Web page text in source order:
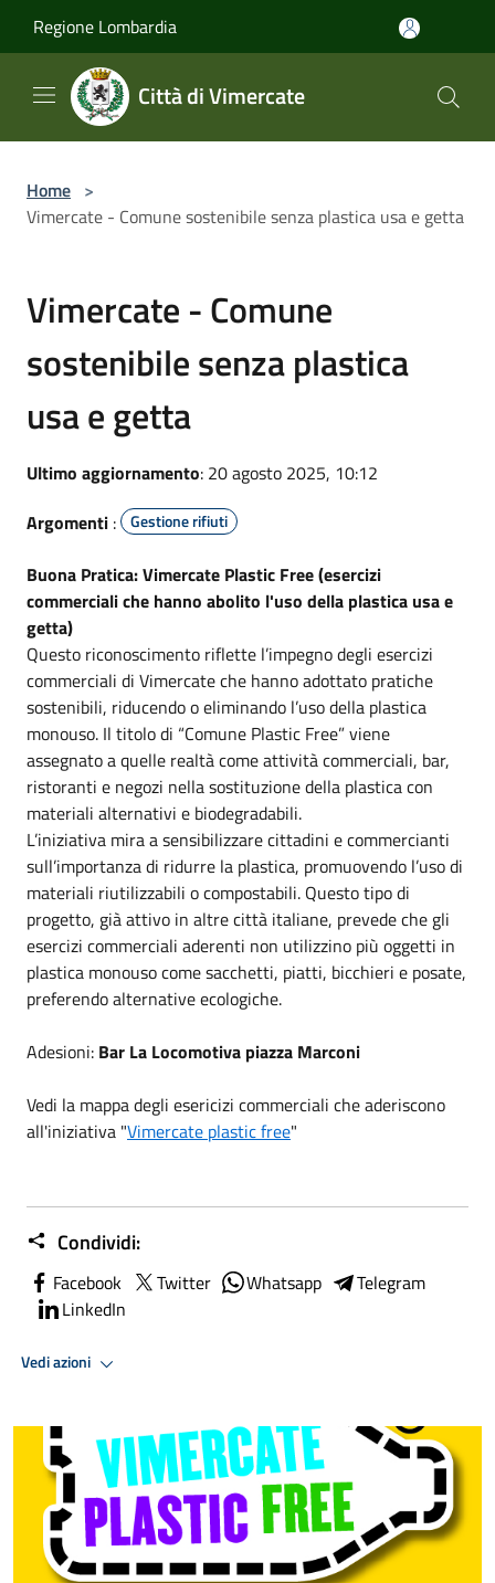
Regione Lombardia
Città di Vimercate
Home >
Vimercate - Comune sostenibile senza plastica usa e getta
Vimercate - Comune
sostenibile senza plastica
usa e getta
Ultimo aggiornamento: 20 agosto 2025, 10:12
Argomenti : Gestione rifiuti
Buona Pratica: Vimercate Plastic Free (esercizi
commerciali che hanno abolito l'uso della plastica usa e
getta)
Questo riconoscimento riflette l’impegno degli esercizi
commerciali di Vimercate che hanno adottato pratiche
sostenibili, riducendo o eliminando l’uso della plastica
monouso. Il titolo di “Comune Plastic Free” viene
assegnato a quelle realtà come attività commerciali, bar,
ristoranti e negozi nella sostituzione della plastica con
materiali alternativi e biodegradabili.
L’iniziativa mira a sensibilizzare cittadini e commercianti
sull’importanza di ridurre la plastica, promuovendo l’uso di
materiali riutilizzabili o compostabili. Questo tipo di
progetto, già attivo in altre città italiane, prevede che gli
esercizi commerciali aderenti non utilizzino più oggetti in
plastica monouso come sacchetti, piatti, bicchieri e posate,
preferendo alternative ecologiche.
Adesioni: Bar La Locomotiva piazza Marconi
Vedi la mappa degli esericizi commerciali che aderiscono
all'iniziativa "Vimercate plastic free"
Condividi:
Facebook Twitter Whatsapp
Telegram
LinkedIn
Vedi azioni